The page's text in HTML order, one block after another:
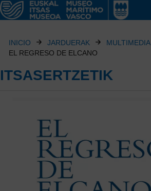
INICIO JARDUERAK
MULTIMEDIA
EL REGRESO DE ELCANO
ITSASERTZETIK